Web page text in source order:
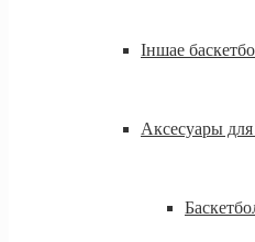
Іншае
Аксесуары для